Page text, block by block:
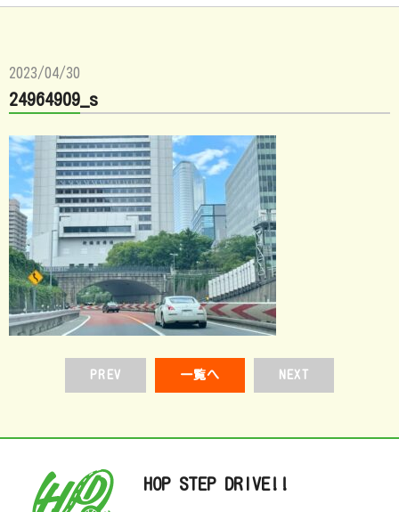
2023/04/30
24964909_s
PREV 一覧へ NEXT
HOP STEP DRIVE!!